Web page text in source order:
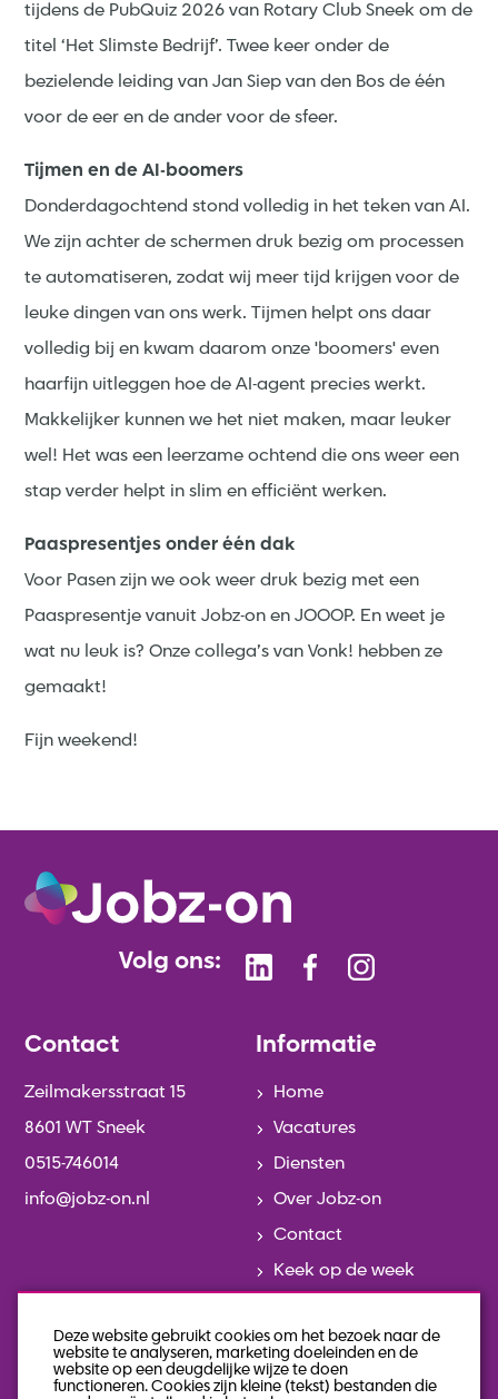
tijdens de PubQuiz 2026 van Rotary Club Sneek om de
titel ‘Het Slimste Bedrijf’. Twee keer onder de
bezielende leiding van Jan Siep van den Bos de één
voor de eer en de ander voor de sfeer.
Tijmen en de AI-boomers
Donderdagochtend stond volledig in het teken van AI.
We zijn achter de schermen druk bezig om processen
te automatiseren, zodat wij meer tijd krijgen voor de
leuke dingen van ons werk. Tijmen helpt ons daar
volledig bij en kwam daarom onze 'boomers' even
haarfijn uitleggen hoe de AI-agent precies werkt.
Makkelijker kunnen we het niet maken, maar leuker
wel! Het was een leerzame ochtend die ons weer een
stap verder helpt in slim en efficiënt werken.
Paaspresentjes onder één dak
Voor Pasen zijn we ook weer druk bezig met een
Paaspresentje vanuit Jobz-on en JOOOP. En weet je
wat nu leuk is? Onze collega’s van Vonk! hebben ze
gemaakt!
Fijn weekend!
Volg ons:
Contact
Zeilmakersstraat 15
8601 WT Sneek
0515-746014
info@jobz-on.nl
Informatie
Home
Vacatures
Diensten
Over Jobz-on
Contact
Keek op de week
Team
Geschiedenis
Deze website gebruikt cookies om het bezoek naar de
website te analyseren, marketing doeleinden en de
website op een deugdelijke wijze te doen
functioneren. Cookies zijn kleine (tekst) bestanden die